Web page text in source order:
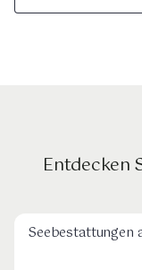
Entdecken
Seebestattungen